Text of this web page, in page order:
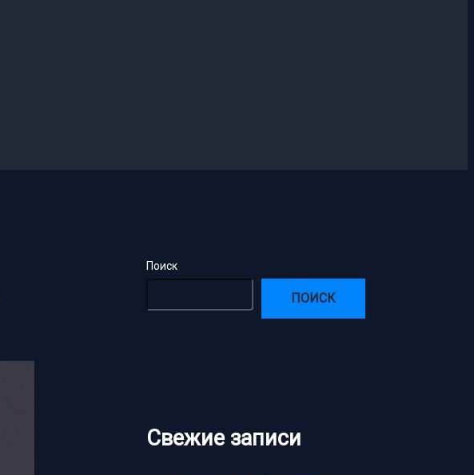
Поиск
ПОИСК
Свежие записи